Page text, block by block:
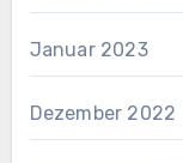
Januar 2023
Dezember 2022